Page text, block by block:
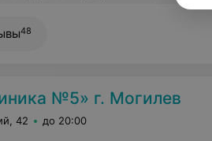
48
№5» г. Могилев
42 до 20:00